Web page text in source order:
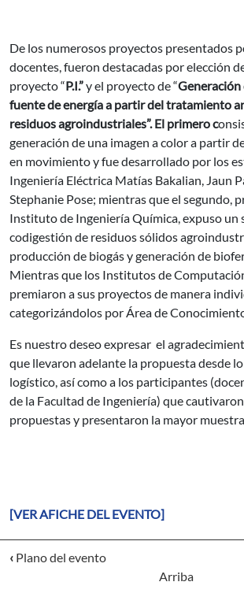
De los numerosos proyectos presentados
docentes, fueron destacadas por elección
proyecto “P.I.”y el proyecto de “Generación
fuente de energía a partir del tratamiento
residuos agroindustriales”. El primero c
generación de una imagen a color a partir
en movimiento y fue desarrollado por los
Ingeniería Eléctrica Matías Bakalian, Jaun
Stephanie Pose; mientras que el segundo,
Instituto de Ingeniería Química, expuso un
codigestión de residuos sólidos
producción de biogás y generación de
Mientras que los Institutos de
premiaron a sus proyectos de manera
categorizándolos por Área de
Es nuestro deseo expresar el
que llevaron adelante la propuesta desde
logístico, así como a los participantes
de la Facultad de Ingeniería) que
propuestas y presentaron la mayor
[VER AFICHE DEL EVENTO]
‹ Plano del evento
Arriba